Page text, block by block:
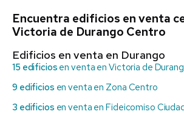
Encuentra edificios en venta
Victoria de Durango Centro
Edificios en venta en Durango
15 edificios en venta en Victoria de
9 edificios en venta en Zona Centro
3 edificios en venta en Fideicomiso